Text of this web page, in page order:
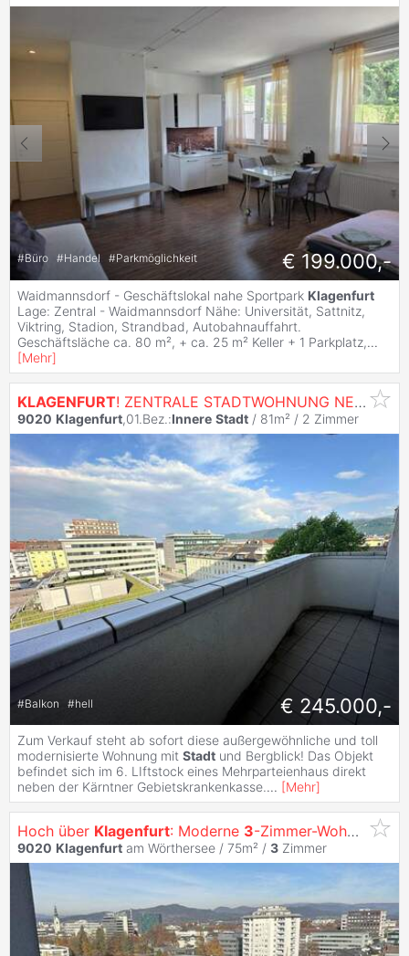
#Büro #Handel #Parkmöglichkeit € 199.000,-
Waidmannsdorf - Geschäftslokal nahe Sportpark Klagenfurt
Lage: Zentral - Waidmannsdorf Nähe: Universität, Sattnitz,
Viktring, Stadion, Strandbad, Autobahnauffahrt.
Geschäftsläche ca. 80 m², + ca. 25 m² Keller + 1 Parkplatz,...
[Mehr]
KLAGENFURT! ZENTRALE STADTWOHNUNG NEBEN ÖGK MIT ATEMBERAUBENDEM BLICK ÜBER
9020 Klagenfurt,01.Bez.:Innere Stadt / 81m² / 2 Zimmer
#Balkon #hell € 245.000,-
Zum Verkauf steht ab sofort diese außergewöhnliche und toll
modernisierte Wohnung mit Stadt und Bergblick! Das Objekt
befindet sich im 6. LIftstock eines Mehrparteienhaus direkt
neben der Kärntner Gebietskrankenkasse.... [Mehr]
Hoch über Klagenfurt: Moderne 3-Zimmer-Wohnung mit Loggia
9020 Klagenfurt am Wörthersee / 75m² / 3 Zimmer